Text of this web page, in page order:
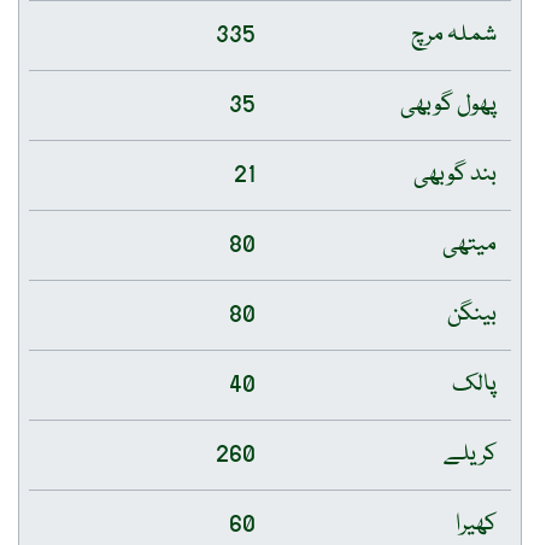
شملہ مرچ
335
پھول گوبھی
35
بند گوبھی
21
میتھی
80
بینگن
80
پالک
40
کریلے
260
کھیرا
60